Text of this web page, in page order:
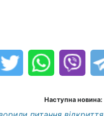
Наступна новина: